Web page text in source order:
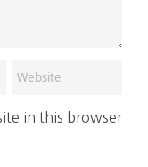
in this browser